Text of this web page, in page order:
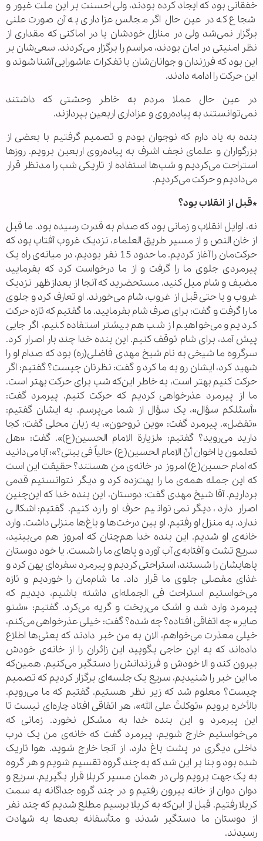
خفقانی بود که ایجاد کرده بودند، ولی احسنت بر این ملت غیور و
شجاع که در عین حال اگر مجالس عزاداری به آن صورت علنی
برگزار نمی‌شد ولی در منازل خودشان یا در اماکنی که مقداری از
نظر امنیتی در امان بودند، مراسم را برگزار می‌کردند. سعی‌شان بر
این بود که فرزندان و جوانان‌شان با تفکرات عاشورایی آشنا شوند و
این حرکت را ادامه دادند.
در عین حال عملا مردم به خاطر وحشتی که داشتند
نمی‌توانستند به پیاده‌روی و عزاداری اربعین بپردازند.
بنده به یاد دارم که نوجوان بودم و تصمیم گرفتیم با بعضی از
بزرگواران و علمای نجف اشرف به پیاده‌روی اربعین برویم. روزها
استراحت می‌کردیم و شب‌ها استفاده از تاریکی شب را مدنظر قرار
می‌دادیم و حرکت می‌کردیم.
*قبل از انقلاب بود؟
نه، اوایل انقلاب و زمانی بود که صدام به قدرت رسیده بود. ما قبل
از خان النص و از مسیر طریق العلماء، نزدیک غروب آفتاب بود که
حرکت‌مان را آغاز کردیم. ما حدود 15 نفر بودیم، در میانه‌ی راه یک
پیرمردی جلوی ما را گرفت و از ما درخواست کرد که بفرمایید
مضیف و شام میل کنید. مستحضرید که آنجا از بعدازظهر نزدیک
غروب و یا حتی قبل از غروب، شام می‌خورند. او تعارف کرد و جلوی
ما را گرفت و گفت: برای صرف شام بفرمایید. ما گفتیم که تازه حرکت
کردیم و می‌خواهیم از شب هم بیشتر استفاده کنیم، اگر جایی
پیش آمد، برای شام توقف کنیم. این بنده خدا چند بار اصرار کرد.
سرگروه ما شیخی به نام شیخ مهدی فاضلی(ره) بود که صدام او را
شهید کرد، ایشان رو به ما کرد و گفت: نظرتان چیست؟ گفتیم: اگر
حرکت کنیم بهتر است، به خاطر این‌که شب برای حرکت بهتر است.
ما از پیرمرد عذرخواهی کردیم که حرکت کنیم. پیرمرد گفت:
«أسئلکم سؤال»، یک سؤال از شما می‌پرسم. به ایشان گفتیم:
«تفضل». پیرمرد گفت: «وين تروحون»، به زبان محلی گفت: کجا
دارید می‌روید؟ گفتیم: «لزیارة الامام الحسین(ع)». گفت: «هل
تعلمون یا اخوان أنّ الامام الحسین(ع) حالیاً فی بیتی؟»؛ آیا می‌دانید
که امام حسین(ع) امروز در خانه‌ی من هستند؟ حقیقت این است
که این جمله همه‌ی ما را بهت‌زده کرد و دیگر نتوانستیم قدمی
برداریم. آقا شیخ مهدی گفت: دوستان، این بنده خدا که این‌چنین
اصرار دارد، دیگر نمی‌توانیم حرف او را رد کنیم. گفتیم: اشکالی
ندارد. به منزل او رفتیم. او بین درخت‌ها و باغ‌ها منزلی داشت. وارد
خانه‌ی او شدیم. این بنده خدا هم‌چنان که امروز هم می‌بینید،
سریع تشت و آفتابه‌ی آب آورد و پاهای ما را شست. یا خود دوستان
پاهایشان را شستند، استراحتی کردیم و پیرمرد سفره‌ای پهن کرد و
غذای مفصلی جلوی ما قرار داد. ما شام‌مان را خوردیم و تازه
می‌خواستیم استراحت فی الجمله‌ای داشته باشیم، دیدیم که
پیرمرد وارد شد و اشک می‌ریخت و گریه می‌کرد. گفتیم: «شنو
صاير» چه اتفاقی افتاده؟ چه شده؟ گفت: خیلی عذرخواهی می‌کنم،
خیلی معذرت می‌خواهم، الان به من خبر دادند که بعثی‌ها اطلاع
داده‌اند که به این حاجی بگویید این زائران را از خانه‌ی خودش
بیرون کند و الا خودش و فرزندانش را دستگیر می‌کنیم. همین‌که
ما این خبر را شنیدیم، سریع یک جلسه‌ای برگزار کردیم که تصمیم
چیست؟ معلوم شد که زیر نظر هستیم. گفتیم که ما می‌رویم.
بالأخره برویم «توکلتُ علی الله»، هر اتفاقی افتاد چاره‌ای نیست تا
این پیرمرد و این بنده خدا به مشکل نخورد. زمانی که
می‌خواستیم خارج شویم، پیرمرد گفت که خانه‌ی من یک درب
داخلی دیگری در پشت باغ دارد، از آنجا خارج شوید. هوا تاریک
شده بود و بنا بر این شد که به چند گروه تقسیم شویم و هر گروه
به یک جهت برویم ولی در همان مسیر کربلا قرار بگیریم. سریع و
دوان دوان از خانه بیرون رفتیم و در چند گروه جداگانه به سمت
کربلا رفتیم. قبل از این‌که به کربلا برسیم مطلع شدیم که چند نفر
از دوستان ما دستگیر شدند و متأسفانه بعدها به شهادت
رسیدند.